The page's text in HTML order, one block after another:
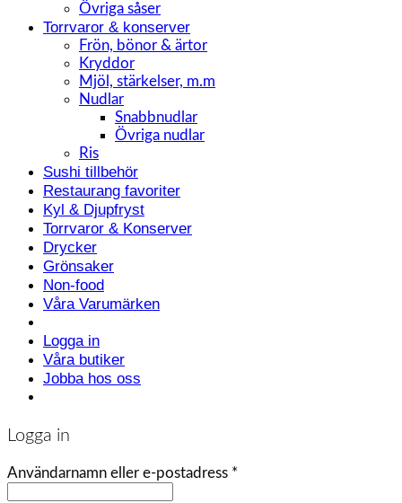
Övriga såser
Torrvaror & konserver
Frön, bönor & ärtor
Kryddor
Mjöl, stärkelser, m.m
Nudlar
Snabbnudlar
Övriga nudlar
Ris
Sushi tillbehör
Restaurang favoriter
Kyl & Djupfryst
Torrvaror & Konserver
Drycker
Grönsaker
Non-food
Våra Varumärken
Logga in
Våra butiker
Jobba hos oss
Logga in
Användarnamn eller e-postadress *